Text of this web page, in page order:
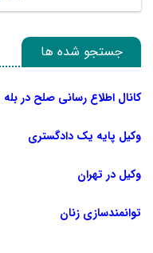
جستجو شده ها
کانال اطلاع رسانی صلح در بله
وکیل پایه یک دادگستری
وکیل در تهران
توانمندسازی زنان